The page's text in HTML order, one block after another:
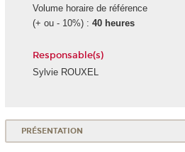
Volume horaire de référence
(+ ou - 10%) : 40 heures
Responsable(s)
Sylvie ROUXEL
PRÉSENTATION